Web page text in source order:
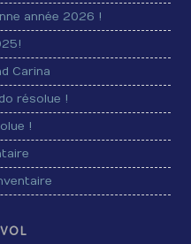
année 2026 !
Carina
résolue !
!